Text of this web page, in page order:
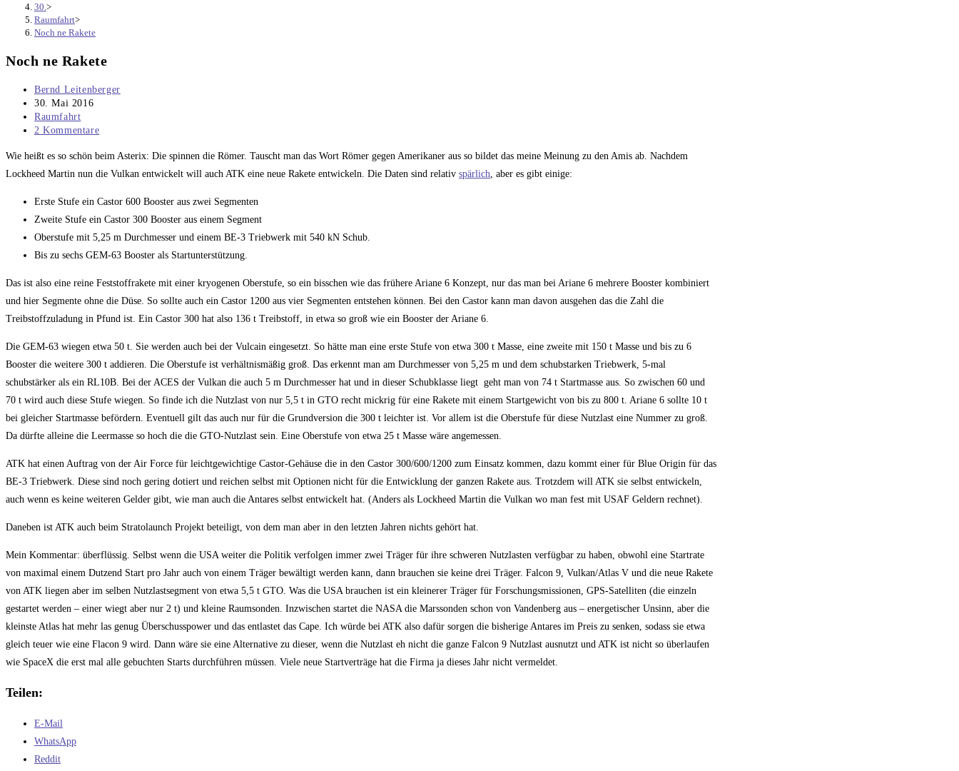
30. >
Raumfahrt>
Noch ne Rakete
Noch ne Rakete
Beitrags-
Autor:
Bernd Leitenberger
Beitrag
veröffentlicht:
30. Mai 2016
Beitrags-
Kategorie:
Raumfahrt
Beitrags-
2 Kommentare
Wie heißt es so schön beim Asterix: Die spinnen die Römer. Tauscht man das Wort Römer gegen Amerikaner aus so bildet das meine Meinung zu den Amis ab. Nachdem
Lockheed Martin nun die Vulkan entwickelt will auch ATK eine neue Rakete entwickeln. Die Daten sind relativ spärlich, aber es gibt einige:
Erste Stufe ein Castor 600 Booster aus zwei Segmenten
Zweite Stufe ein Castor 300 Booster aus einem Segment
Oberstufe mit 5,25 m Durchmesser und einem BE-3 Triebwerk mit 540 kN Schub.
Bis zu sechs GEM-63 Booster als Startunterstützung.
Das ist also eine reine Feststoffrakete mit einer kryogenen Oberstufe, so ein bisschen wie das frühere Ariane 6 Konzept, nur das man bei Ariane 6 mehrere Booster kombiniert
und hier Segmente ohne die Düse. So sollte auch ein Castor 1200 aus vier Segmenten entstehen können. Bei den Castor kann man davon ausgehen das die Zahl die
Treibstoffzuladung in Pfund ist. Ein Castor 300 hat also 136 t Treibstoff, in etwa so groß wie ein Booster der Ariane 6.
Die GEM-63 wiegen etwa 50 t. Sie werden auch bei der Vulcain eingesetzt. So hätte man eine erste Stufe von etwa 300 t Masse, eine zweite mit 150 t Masse und bis zu 6
Booster die weitere 300 t addieren. Die Oberstufe ist verhältnismäßig groß. Das erkennt man am Durchmesser von 5,25 m und dem schubstarken Triebwerk, 5-mal
schubstärker als ein RL10B. Bei der ACES der Vulkan die auch 5 m Durchmesser hat und in dieser Schubklasse liegt geht man von 74 t Startmasse aus. So zwischen 60 und
70 t wird auch diese Stufe wiegen. So finde ich die Nutzlast von nur 5,5 t in GTO recht mickrig für eine Rakete mit einem Startgewicht von bis zu 800 t. Ariane 6 sollte 10 t
bei gleicher Startmasse befördern. Eventuell gilt das auch nur für die Grundversion die 300 t leichter ist. Vor allem ist die Oberstufe für diese Nutzlast eine Nummer zu groß.
Da dürfte alleine die Leermasse so hoch die die GTO-Nutzlast sein. Eine Oberstufe von etwa 25 t Masse wäre angemessen.
ATK hat einen Auftrag von der Air Force für leichtgewichtige Castor-Gehäuse die in den Castor 300/600/1200 zum Einsatz kommen, dazu kommt einer für Blue Origin für das
BE-3 Triebwerk. Diese sind noch gering dotiert und reichen selbst mit Optionen nicht für die Entwicklung der ganzen Rakete aus. Trotzdem will ATK sie selbst entwickeln,
auch wenn es keine weiteren Gelder gibt, wie man auch die Antares selbst entwickelt hat. (Anders als Lockheed Martin die Vulkan wo man fest mit USAF Geldern rechnet).
Daneben ist ATK auch beim Stratolaunch Projekt beteiligt, von dem man aber in den letzten Jahren nichts gehört hat.
Mein Kommentar: überflüssig. Selbst wenn die USA weiter die Politik verfolgen immer zwei Träger für ihre schweren Nutzlasten verfügbar zu haben, obwohl eine Startrate
von maximal einem Dutzend Start pro Jahr auch von einem Träger bewältigt werden kann, dann brauchen sie keine drei Träger. Falcon 9, Vulkan/Atlas V und die neue Rakete
von ATK liegen aber im selben Nutzlastsegment von etwa 5,5 t GTO. Was die USA brauchen ist ein kleinerer Träger für Forschungsmissionen, GPS-Satelliten (die einzeln
gestartet werden – einer wiegt aber nur 2 t) und kleine Raumsonden. Inzwischen startet die NASA die Marssonden schon von Vandenberg aus – energetischer Unsinn, aber die
kleinste Atlas hat mehr las genug Überschusspower und das entlastet das Cape. Ich würde bei ATK also dafür sorgen die bisherige Antares im Preis zu senken, sodass sie etwa
gleich teuer wie eine Flacon 9 wird. Dann wäre sie eine Alternative zu dieser, wenn die Nutzlast eh nicht die ganze Falcon 9 Nutzlast ausnutzt und ATK ist nicht so überlaufen
wie SpaceX die erst mal alle gebuchten Starts durchführen müssen. Viele neue Startverträge hat die Firma ja dieses Jahr nicht vermeldet.
Teilen:
E-Mail
WhatsApp
Reddit